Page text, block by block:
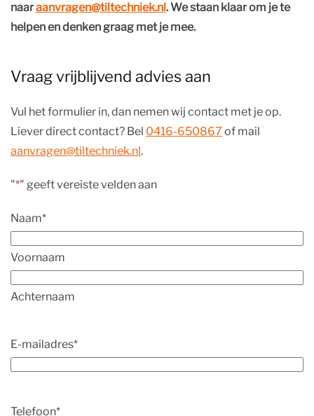
naaraanvragen@tiltechniek.nl . We staan klaar om je te
helpen en denken graag met je mee.
Vraag vrijblijvend advies aan
Vul het formulier in, dan nemen wij contact met je op.
Liever direct contact? Bel 0416-650867 of mail
aanvragen@tiltechniek.nl.
"*" geeft vereiste velden aan
Naam*
Voornaam
Achternaam
E-mailadres*
Telefoon*